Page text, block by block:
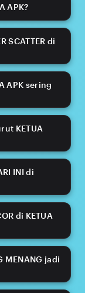
APK?
SCATTER di
APK sering
KETUA
INI di
di KETUA
MENANG jadi